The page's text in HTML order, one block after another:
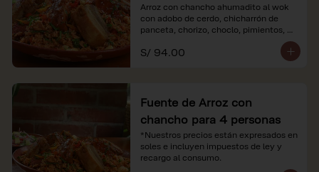
Arroz con chancho ahumadito al wok
con adobo de cerdo, chicharrón de
panceta, chorizo, choclo, pimientos,
*Nuestros precios están expresados en
S/ 94.00
Fuente de Arroz con
chancho para 4 personas
*Nuestros precios están expresados en
soles e incluyen impuestos de ley y
recargo al consumo.